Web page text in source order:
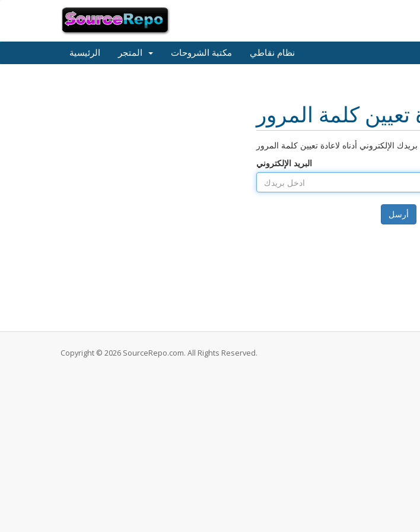
الرئيسية مكتبة الشروحات نظام نقاطي
تعيين كلمة المرور
البريد الإلكتروني
أرسل
Copyright © 2026 SourceRepo.com. All Rights Reserved.